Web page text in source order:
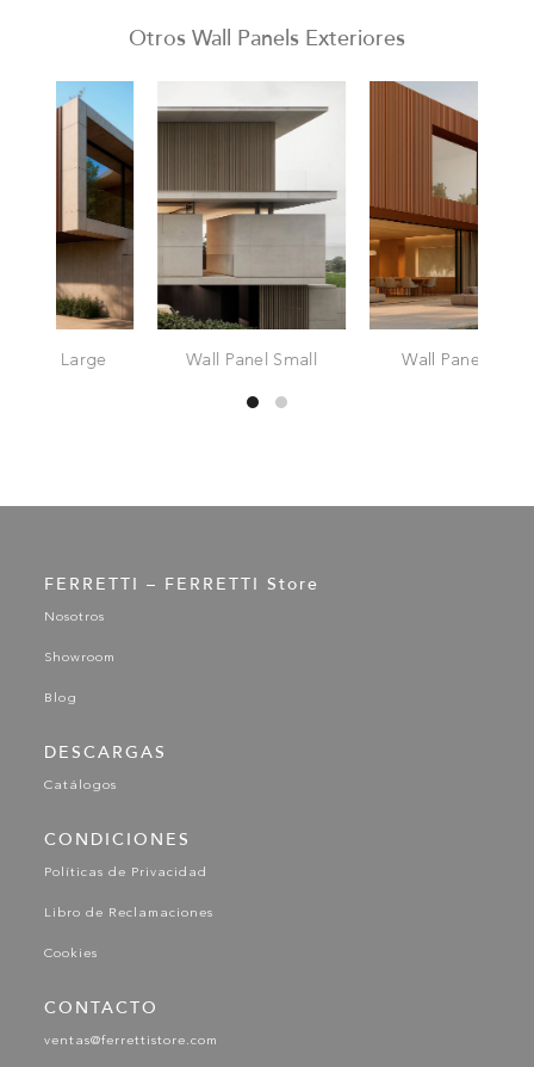
Otros Wall Panels Exteriores
Wall Panel Small Wall Panel Slim
FERRETTI – FERRETTI Store
Nosotros
Showroom
Blog
DESCARGAS
Catálogos
CONDICIONES
Políticas de Privacidad
Libro de Reclamaciones
Cookies
CONTACTO
ventas@ferrettistore.com